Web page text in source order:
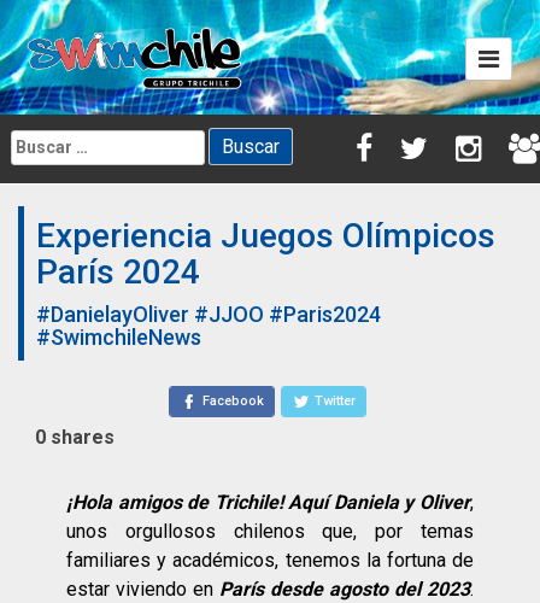
Skip
to
content
Buscar:
Experiencia Juegos Olímpicos
París 2024
#DanielayOliver #JJOO #Paris2024
#SwimchileNews
Facebook Twitter
0 shares
¡Hola amigos de Trichile! Aquí Daniela y Oliver,
unos orgullosos chilenos que, por temas
familiares y académicos, tenemos la fortuna de
estar viviendo en París desde agosto del 2023.